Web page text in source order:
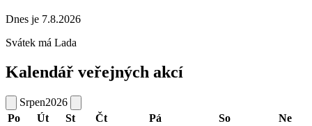
Dnes je 7.8.2026
Svátek má Lada
Kalendář veřejných akcí
Srpen2026
Po
Út St Čt Pá So Ne